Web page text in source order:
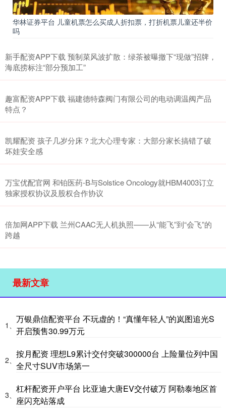
华林证券平台 儿童机票怎么买成人折扣票，打折机票儿童还半价
吗
新手配资APP下载 预制菜风波扩散：绿茶被曝撤下“现做”招牌，
海底捞标注“部分预加工”
趣富配资APP下载 福建德特森阀门有限公司的电动调温阀产品
特点？
凯耀配资 孩子几岁分床？北大心理专家：大部分家长搞错了破
坏娃安全感
万宝优配官网 和铂医药-B与Solstice Oncology就HBM4003订立
独家授权协议及股权合作协议
倍加网APP下载 兰州CAAC无人机执照——从“能飞”到“会飞”的
跨越
最新文章
1、
万银鼎信配资平台 不玩虚的！“真懂年轻人”的岚图追光S
开启预售30.99万元
2、
按月配资 理想L9累计交付突破300000台 上险量位列中国
全尺寸SUV市场第一
3、
杠杆配资开户平台 比亚迪大唐EV交付破万 阿勒泰地区首
座闪充站落成